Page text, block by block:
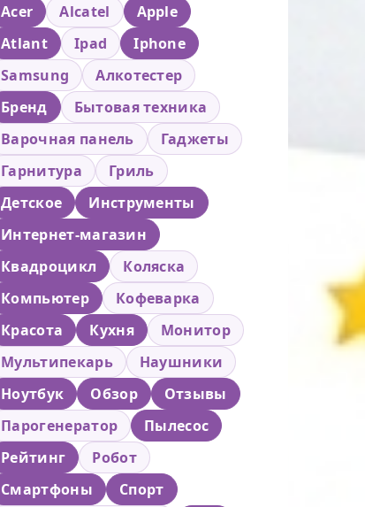
Acer Alcatel
Apple
Atlant
Ipad
Iphone
Samsung
Алкотестер
Бренд
Бытовая техника
Варочная панель
Гаджеты
Гарнитура
Гриль
Детское
Инструменты
Интернет-магазин
Квадроцикл
Коляска
Компьютер
Кофеварка
Красота
Кухня
Монитор
Мультипекарь
Наушники
Ноутбук
Обзор
Отзывы
Парогенератор
Пылесос
Рейтинг
Робот
Смартфоны
Спорт